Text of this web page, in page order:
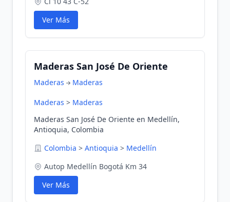
Ver Más
Maderas San José De Oriente
Maderas Maderas
Maderas > Maderas
Maderas San José De Oriente en Medellín,
Antioquia, Colombia
Colombia > Antioquia > Medellín
Autop Medellín Bogotá Km 34
Ver Más